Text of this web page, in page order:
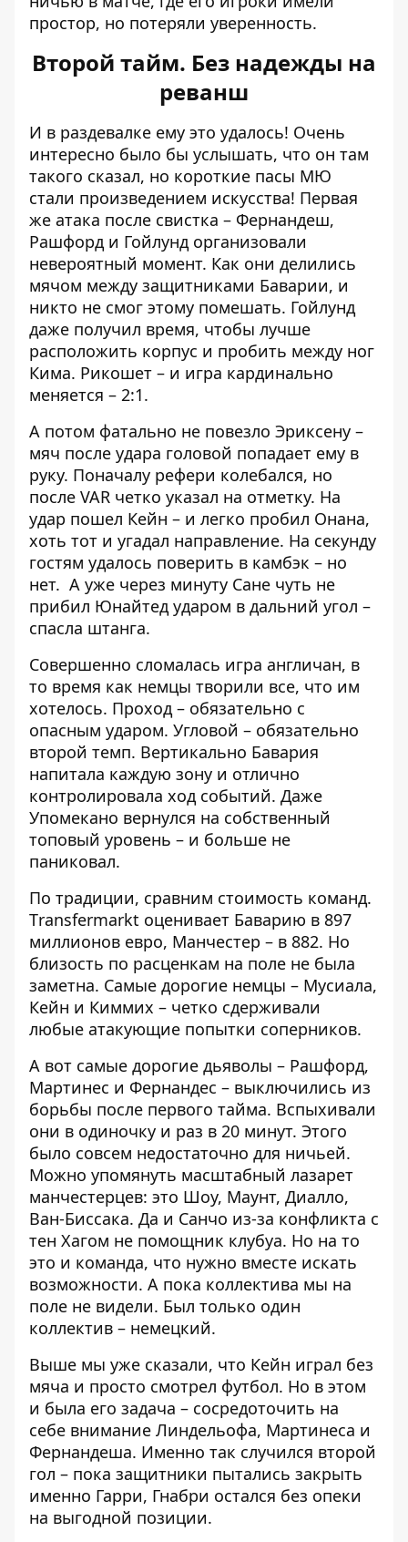
простор, но потеряли уверенность.
Второй тайм. Без надежды на
реванш
И в раздевалке ему это удалось! Очень
интересно было бы услышать, что он там
такого сказал, но короткие пасы МЮ
стали произведением искусства! Первая
же атака после свистка – Фернандеш,
Рашфорд и Гойлунд организовали
невероятный момент. Как они делились
мячом между защитниками Баварии, и
никто не смог этому помешать. Гойлунд
даже получил время, чтобы лучше
расположить корпус и пробить между ног
Кима. Рикошет – и игра кардинально
меняется – 2:1.
А потом фатально не повезло Эриксену –
мяч после удара головой попадает ему в
руку. Поначалу рефери колебался, но
после VAR четко указал на отметку. На
удар пошел Кейн – и легко пробил Онана,
хоть тот и угадал направление. На секунду
гостям удалось поверить в камбэк – но
нет. А уже через минуту Сане чуть не
прибил Юнайтед ударом в дальний угол –
спасла штанга.
Совершенно сломалась игра англичан, в
то время как немцы творили все, что им
хотелось. Проход – обязательно с
опасным ударом. Угловой – обязательно
второй темп. Вертикально Бавария
напитала каждую зону и отлично
контролировала ход событий. Даже
Упомекано вернулся на собственный
топовый уровень – и больше не
паниковал.
По традиции, сравним стоимость команд.
Тransfermarkt оценивает Баварию в 897
миллионов евро, Манчестер – в 882. Но
близость по расценкам на поле не была
заметна. Самые дорогие немцы – Мусиала,
Кейн и Киммих – четко сдерживали
любые атакующие попытки соперников.
А вот самые дорогие дьяволы – Рашфорд,
Мартинес и Фернандес – выключились из
борьбы после первого тайма. Вспыхивали
они в одиночку и раз в 20 минут. Этого
было совсем недостаточно для ничьей.
Можно упомянуть масштабный лазарет
манчестерцев: это Шоу, Маунт, Диалло,
Ван-Биссака. Да и Санчо из-за конфликта с
тен Хагом не помощник клубуа. Но на то
это и команда, что нужно вместе искать
возможности. А пока коллектива мы на
поле не видели. Был только один
коллектив – немецкий.
Выше мы уже сказали, что Кейн играл без
мяча и просто смотрел футбол. Но в этом
и была его задача – сосредоточить на
себе внимание Линдельофа, Мартинеса и
Фернандеша. Именно так случился второй
гол – пока защитники пытались закрыть
именно Гарри, Гнабри остался без опеки
на выгодной позиции.